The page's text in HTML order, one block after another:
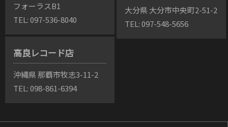
フォーラスB1
TEL: 097-536-8040
大分県 大分市中央町2-51-2
TEL: 097-548-5656
高良レコード店
沖縄県 那覇市牧志3-11-2
TEL: 098-861-6394